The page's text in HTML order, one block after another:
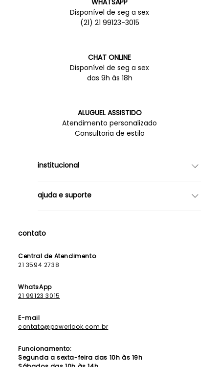
WHATSAPP
Disponível de seg a sex
(21) 21 99123-3015
CHAT ONLINE
Disponível de seg a sex
das 9h às 18h
ALUGUEL ASSISTIDO
Atendimento personalizado
Consultoria de estilo
institucional
Lojas
Como Funciona
Lista de Formandas
ajuda e suporte
Política de Privacidade
contato
Central de Atendimento
21 3594 2738
WhatsApp
21 99123 3015
E-mail
contato@powerlook.com.br
Funcionamento:
Segunda a sexta-feira das 10h às 19h